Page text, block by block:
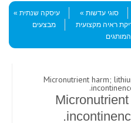
סוגי עדשות
עיסקה שנתית
ראיה מקצועית
מבצעים
> Micronutrient harm;